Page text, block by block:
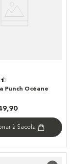
Punch Océane
,90
à Sacola